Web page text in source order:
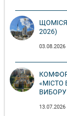
2026)
03.08.2026
«МІСТО
13.07.2026